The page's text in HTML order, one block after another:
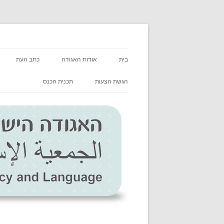
בית אודות האגודה
ABOUT US
GOVERNING BOARD
حول المؤسسة
כתב העת
הנחיות
גליונות כתב
הגשת הצעות תכנית הכנס